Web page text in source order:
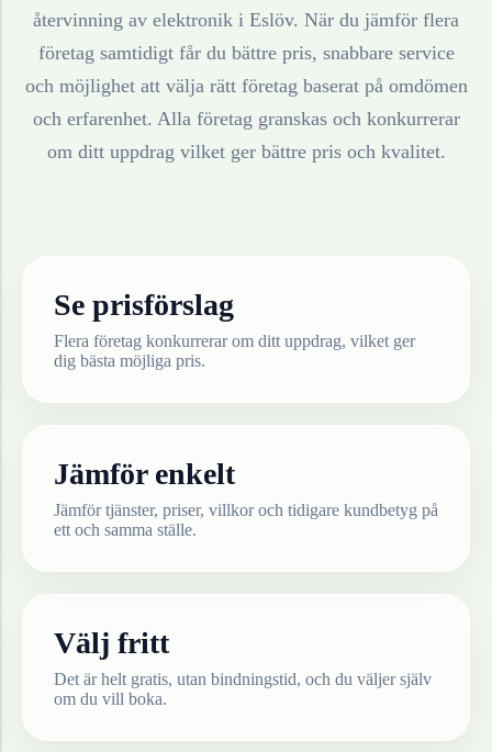
återvinning av elektronik i Eslöv. När du jämför flera
företag samtidigt får du bättre pris, snabbare service
och möjlighet att välja rätt företag baserat på omdömen
och erfarenhet. Alla företag granskas och konkurrerar
om ditt uppdrag vilket ger bättre pris och kvalitet.
Se prisförslag
Flera företag konkurrerar om ditt uppdrag, vilket ger
dig bästa möjliga pris.
Jämför enkelt
Jämför tjänster, priser, villkor och tidigare kundbetyg på
ett och samma ställe.
Välj fritt
Det är helt gratis, utan bindningstid, och du väljer själv
om du vill boka.